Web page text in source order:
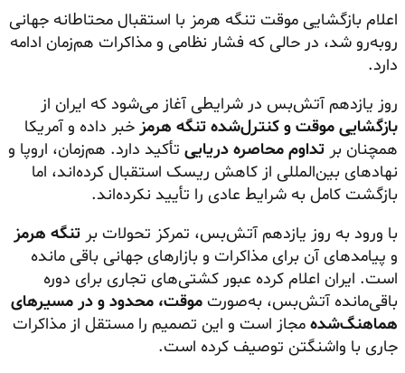
اعلام بازگشایی موقت تنگه هرمز با استقبال محتاطانه جهانی
روبه‌رو شد، در حالی که فشار نظامی و مذاکرات هم‌زمان ادامه
دارد.
روز یازدهم آتش‌بس در شرایطی آغاز می‌شود که ایران از
بازگشایی موقت و کنترل‌شده تنگه هرمز خبر داده و آمریکا
همچنان بر تداوم محاصره دریایی تأکید دارد. هم‌زمان، اروپا و
نهادهای بین‌المللی از کاهش ریسک استقبال کرده‌اند، اما
بازگشت کامل به شرایط عادی را تأیید نکرده‌اند.
با ورود به روز یازدهم آتش‌بس، تمرکز تحولات بر تنگه هرمز
و پیامدهای آن برای مذاکرات و بازارهای جهانی باقی مانده
است. ایران اعلام کرده عبور کشتی‌های تجاری برای دوره
باقی‌مانده آتش‌بس، به‌صورت موقت، محدود و در مسیرهای
هماهنگ‌شده مجاز است و این تصمیم را مستقل از مذاکرات
جاری با واشنگتن توصیف کرده است.